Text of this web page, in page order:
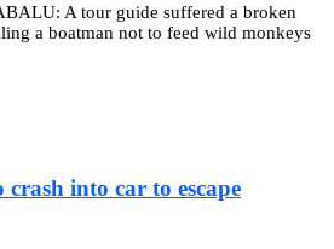
A tour guide suffered a broken
a boatman not to feed wild monkeys
into car to escape